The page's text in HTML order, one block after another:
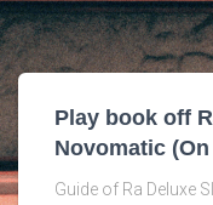
Play book off
Novomatic
Guide of Ra Deluxe